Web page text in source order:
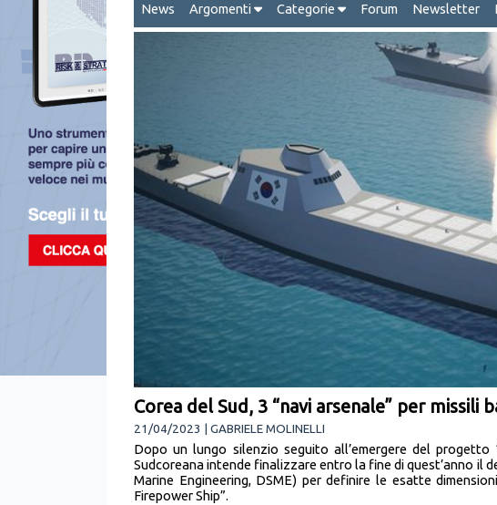
News Argomenti Categorie Forum Newsletter
Corea del Sud, 3 “navi arsenale” per missili
21/04/2023 | GABRIELE MOLINELLI
Dopo un lungo silenzio seguito all’emergere del progetto
Sudcoreana intende finalizzare entro la fine di quest’anno il
Marine Engineering, DSME) per definire le esatte
Firepower Ship”.